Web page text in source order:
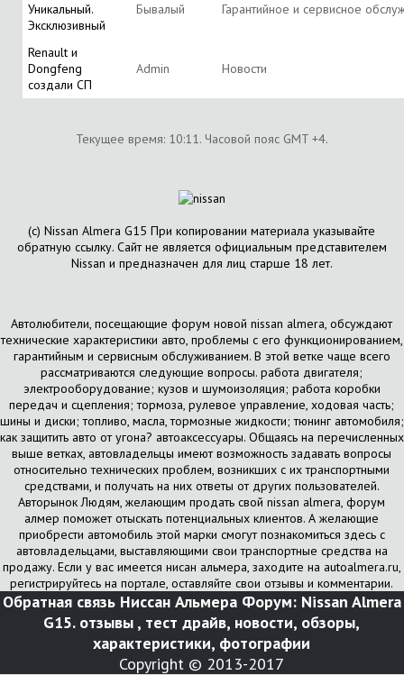
Уникальный.
Эксклюзивный
Бывалый Гарантийное и сервисное
Renault и
Dongfeng
создали СП
Аdmin Новости
Текущее время: 10:11. Часовой пояс GMT +4.
(с) Nissan Almera G15 При копировании материала указывайте
обратную ссылку. Сайт не является официальным представителем
Nissan и предназначен для лиц старше 18 лет.
Автолюбители, посещающие форум новой nissan almera, обсуждают
технические характеристики авто, проблемы с его функционированием,
гарантийным и сервисным обслуживанием. В этой ветке чаще всего
рассматриваются следующие вопросы. работа двигателя;
электрооборудование; кузов и шумоизоляция; работа коробки
передач и сцепления; тормоза, рулевое управление, ходовая часть;
шины и диски; топливо, масла, тормозные жидкости; тюнинг автомобиля;
как защитить авто от угона? автоаксессуары. Общаясь на перечисленных
выше ветках, автовладельцы имеют возможность задавать вопросы
относительно технических проблем, возникших с их транспортными
средствами, и получать на них ответы от других пользователей.
Авторынок Людям, желающим продать свой nissan almera, форум
алмер поможет отыскать потенциальных клиентов. А желающие
приобрести автомобиль этой марки смогут познакомиться здесь с
автовладельцами, выставляющими свои транспортные средства на
продажу. Если у вас имеется нисан альмера, заходите на autoalmera.ru,
регистрируйтесь на портале, оставляйте свои отзывы и комментарии.
Обратная связь Ниссан Альмера Форум: Nissan Almera
G15. отзывы , тест драйв, новости, обзоры,
характеристики, фотографии
Copyright © 2013-2017